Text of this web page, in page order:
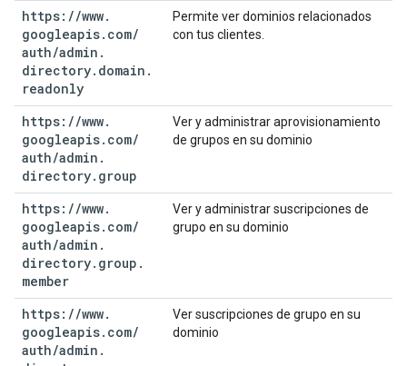
https: //www.
googleapis. com/
auth/admin .
directory. domain .
readonly
Permite ver dominios relacionados
con tus clientes.
https: //www.
googleapis. com/
auth/admin .
directory. group
Ver y administrar aprovisionamiento
de grupos en su dominio
https: //www.
googleapis. com/
auth/admin .
directory. group .
member
Ver y administrar suscripciones de
grupo en su dominio
https: //www.
googleapis. com/
auth/admin .
Ver suscripciones de grupo en su
dominio